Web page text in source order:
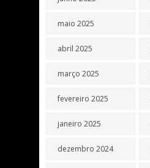
maio 2025
abril 2025
março 2025
fevereiro 2025
janeiro 2025
dezembro 2024